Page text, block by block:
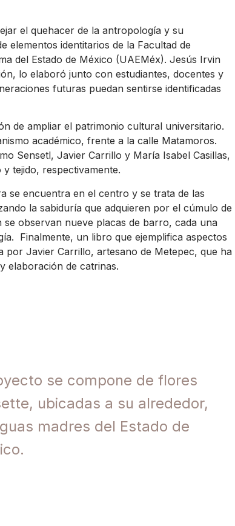
el quehacer de la antropología y su
elementos identitarios de la Facultad de
del Estado de México (UAEMéx). Jesús Irvin
lo elaboró junto con estudiantes, docentes y
futuras puedan sentirse identificadas
de ampliar el patrimonio cultural universitario.
académico, frente a la calle Matamoros.
Sensetl, Javier Carrillo y María Isabel Casillas,
tejido, respectivamente.
se encuentra en el centro y se trata de las
la sabiduría que adquieren por el cúmulo de
observan nueve placas de barro, cada una
Finalmente, un libro que ejemplifica aspectos
por Javier Carrillo, artesano de Metepec, que ha
elaboración de catrinas.
se compone de flores
ubicadas a su alrededor,
madres del Estado de